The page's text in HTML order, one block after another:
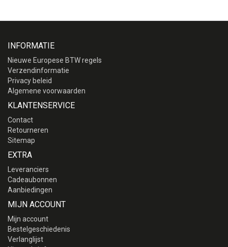
INFORMATIE
Nieuwe Europese BTW regels
Verzendinformatie
Privacy beleid
Algemene voorwaarden
KLANTENSERVICE
Contact
Retourneren
Sitemap
EXTRA
Leveranciers
Cadeaubonnen
Aanbiedingen
MIJN ACCOUNT
Mijn account
Bestelgeschiedenis
Verlanglijst